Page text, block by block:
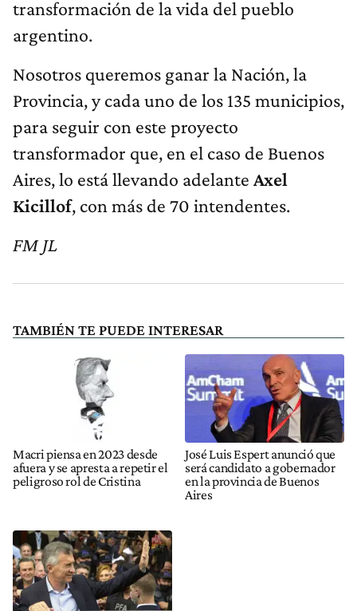
transformación de la vida del pueblo
argentino.
Nosotros queremos ganar la Nación, la
Provincia, y cada uno de los 135 municipios,
para seguir con este proyecto
transformador que, en el caso de Buenos
Aires, lo está llevando adelante Axel
Kicillof, con más de 70 intendentes.
FM JL
TAMBIÉN TE PUEDE INTERESAR
Macri piensa en 2023 desde
afuera y se apresta a repetir el
peligroso rol de Cristina
José Luis Espert anunció que
será candidato a gobernador
en la provincia de Buenos
Aires